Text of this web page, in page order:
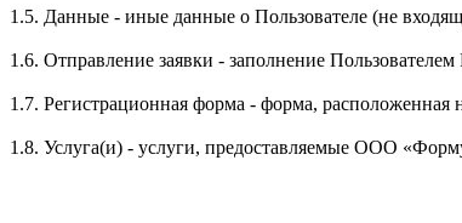
1.5. Данные - иные данные о Пользователе (не
1.6. Отправление заявки - заполнение
1.7. Регистрационная форма - форма, расположенная
1.8. Услуга(и) - услуги, предоставляемые ООО